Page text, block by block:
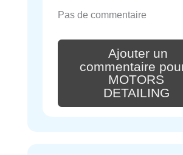
Pas de commentaire
Ajouter un
commentaire
MOTORS
DETAILING